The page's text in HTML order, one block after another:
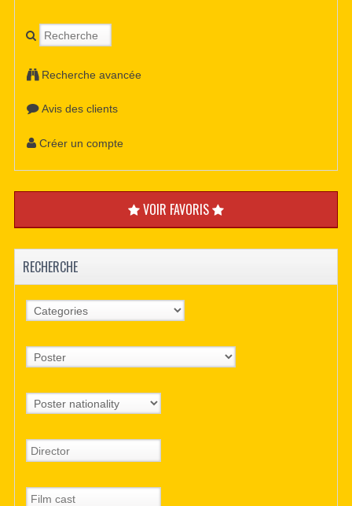
Recherche avancée
Avis des clients
Créer un compte
VOIR FAVORIS
RECHERCHE